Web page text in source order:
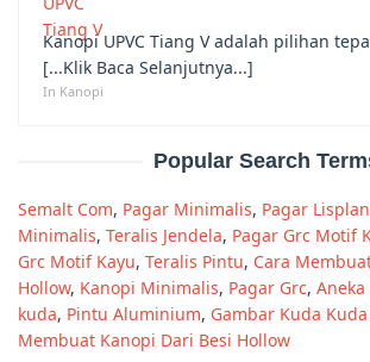
Kanopi UPVC Tiang V adalah pilihan
[...Klik Baca Selanjutnya...]
In Kanopi
Popular Search
Semalt Com, Pagar Minimalis, Pagar
Minimalis, Teralis Jendela, Pagar Grc Motif
Grc Motif Kayu, Teralis Pintu, Cara
Hollow, Kanopi Minimalis, Pagar Grc,
kuda, Pintu Aluminium, Gambar Kuda
Membuat Kanopi Dari Besi Hollow